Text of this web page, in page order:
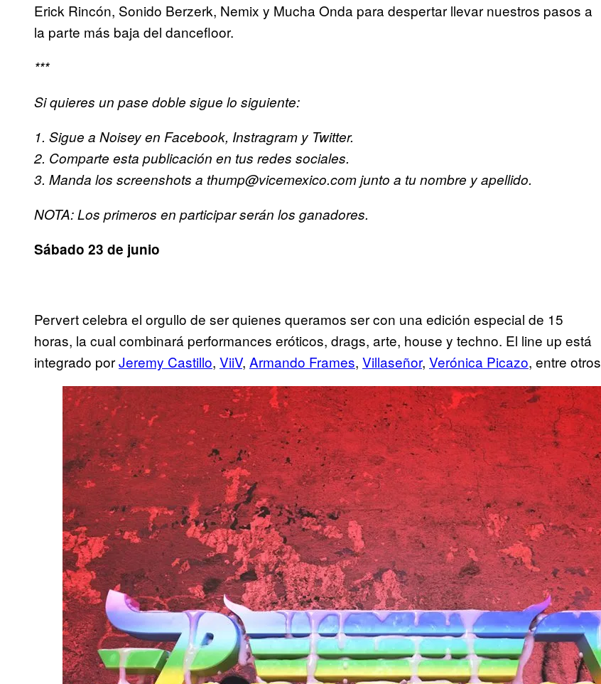
Erick Rincón, Sonido Berzerk, Nemix y Mucha Onda para despertar llevar nuestros pasos a
la parte más baja del dancefloor.
***
Si quieres un pase doble sigue lo siguiente:
1. Sigue a Noisey en Facebook, Instragram y Twitter.
2. Comparte esta publicación en tus redes sociales.
3. Manda los screenshots a thump@vicemexico.com junto a tu nombre y apellido.
NOTA: Los primeros en participar serán los ganadores.
Sábado 23 de junio
Pervert celebra el orgullo de ser quienes queramos ser con una edición especial de 15
horas, la cual combinará performances eróticos, drags, arte, house y techno. El line up está
integrado porJeremy Castillo, ViiV, Armando Frames, Villaseñor, Verónica Picazo, entre otros